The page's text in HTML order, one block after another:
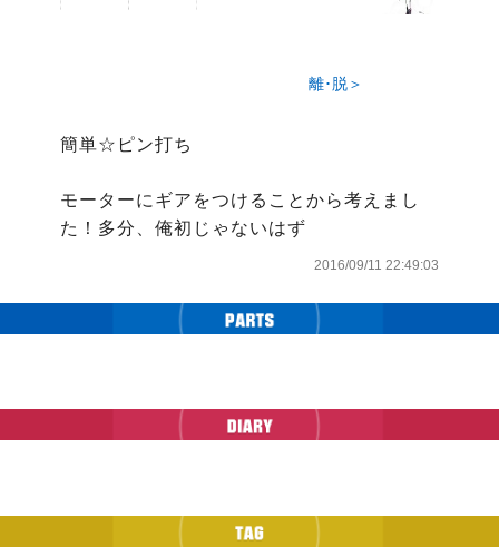
離･脱＞
簡単☆ピン打ち
モーターにギアをつけることから考えまし
た！多分、俺初じゃないはず
2016/09/11 22:49:03